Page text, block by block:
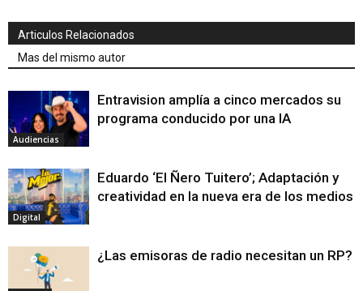
Articulos Relacionados
Mas del mismo autor
Audiencias
Entravision amplía a cinco mercados su
programa conducido por una IA
Digital
Eduardo ‘El Ñero Tuitero’; Adaptación y
creatividad en la nueva era de los medios
¿Las emisoras de radio necesitan un RP?